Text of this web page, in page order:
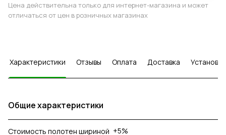
Цена действительна только для интернет-магазина и может
отличаться от цен в розничных магазинах
Характеристики Отзывы Оплата Доставка Установка
Общие характеристики
Стоимость полотен шириной +5%